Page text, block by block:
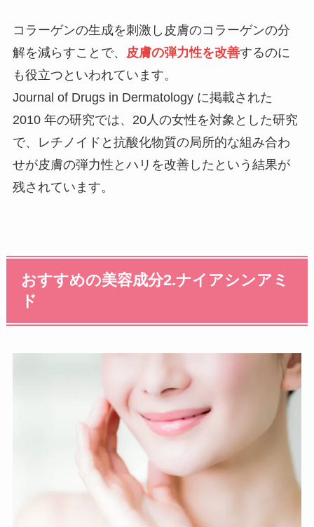
コラーゲンの生成を刺激し皮膚のコラーゲンの分
解を減らすことで、
皮膚の弾力性を改善するのに
も役立つといわれています。
Journal of Drugs in Dermatology に掲載された
2010 年の研究では、20人の女性を対象とした研究
で、レチノイドと抗酸化物質の局所的な組み合わ
せが皮膚の弾力性とハリを改善したという結果が
残されています。
おすすめの美容成分2.ナイアシンアミ
ド